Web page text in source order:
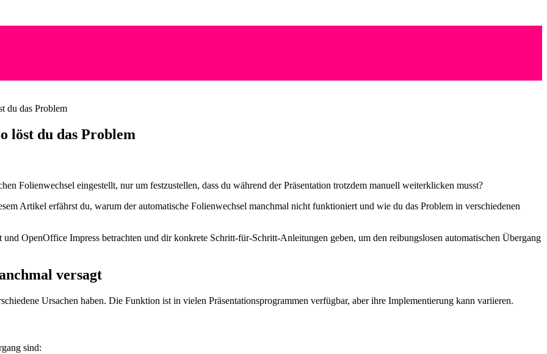
du das Problem
löst du das Problem
Folienwechsel eingestellt, nur um festzustellen, dass du während der Präsentation trotzdem manuell weiterklicken musst?
Artikel erfährst du, warum der automatische Folienwechsel manchmal nicht funktioniert und wie du das Problem in verschiedenen
OpenOffice Impress betrachten und dir konkrete Schritt-für-Schritt-Anleitungen geben, um den reibungslosen automatischen Übergang
versagt
Ursachen haben. Die Funktion ist in vielen Präsentationsprogrammen verfügbar, aber ihre Implementierung kann variieren.
sind: